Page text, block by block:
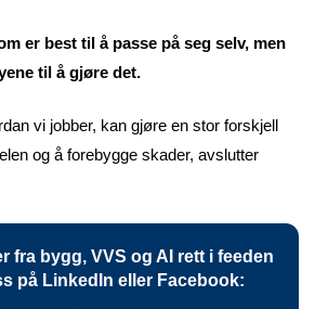
er best til å passe på seg selv, men
til å gjøre det.
vi jobber, kan gjøre en stor forskjell
og å forebygge skader, avslutter
fra bygg, VVS og AI rett i feeden
på LinkedIn eller Facebook: